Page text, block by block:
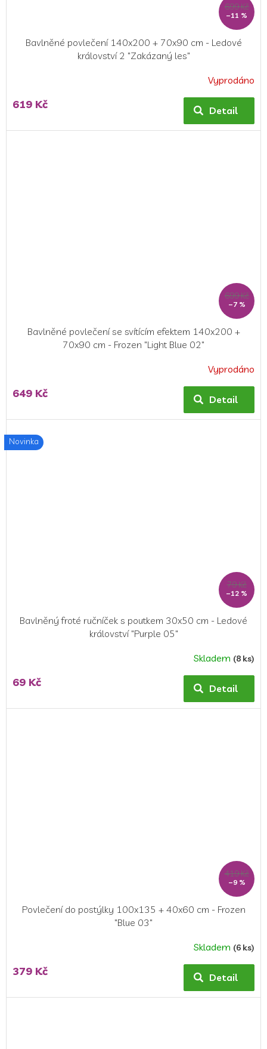
699 Kč
–11 %
Bavlněné povlečení 140x200 + 70x90 cm - Ledové
království 2 "Zakázaný les"
produktu
5,0
Vyprodáno
619 Kč Detail
699 Kč
–7 %
Bavlněné povlečení se svítícím efektem 140x200 +
70x90 cm - Frozen "Light Blue 02"
produktu
5,0
z
5
Vyprodáno
649 Kč Detail
Novinka
79 Kč
–12 %
Bavlněný froté ručníček s poutkem 30x50 cm - Ledové
království "Purple 05"
Skladem (8 ks)
69 Kč Detail
419 Kč
–9 %
Povlečení do postýlky 100x135 + 40x60 cm - Frozen
"Blue 03"
Skladem (6 ks)
379 Kč Detail